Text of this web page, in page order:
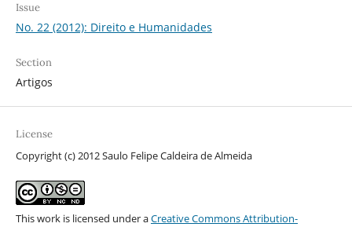
Issue
No. 22 (2012): Direito e Humanidades
Section
Artigos
License
Copyright (c) 2012 Saulo Felipe Caldeira de Almeida
This work is licensed under aCreative Commons Attribution-